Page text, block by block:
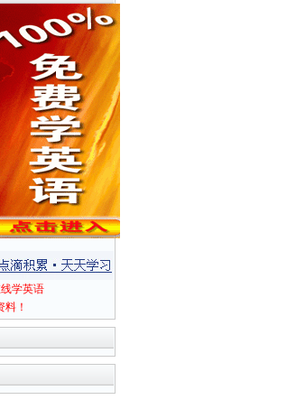
学英语
！